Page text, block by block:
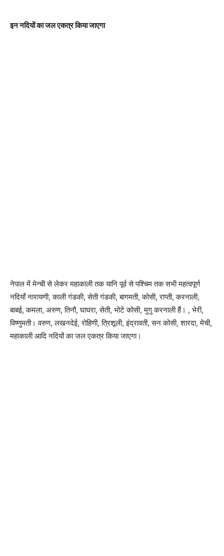
इन नदियों का जल एकत्र किया जाएगा
नेपाल में मेन्ची से लेकर महाकाली तक यानि पूर्व से पश्चिम तक सभी महत्वपूर्ण
नदियाँ नारायणी, काली गंडकी, सेती गंडकी, बागमती, कोसी, राप्ती, करनाली,
बाबई, कमला, अरुण, तिनौ, घाघरा, सेती, भोटे कोसी, मुगु करनाली हैं। , भेरी,
विष्णुमती। वरुण, लखनदेई, रोहिणी, त्रिशूली, इंद्रावती, सन कोसी, शारदा, मेची,
महाकाली आदि नदियों का जल एकत्र किया जाएगा।